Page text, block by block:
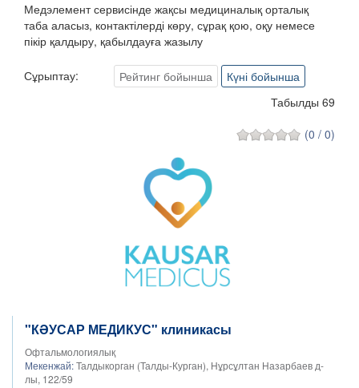
Медэлемент сервисінде жақсы медициналық орталық
таба аласыз, контактілерді көру, сұрақ қою, оқу немесе
пікір қалдыру, қабылдауға жазылу
Сұрыптау: Рейтинг бойынша
Күні бойынша
Табылды 69
(0 / 0)
"КӘУСАР МЕДИКУС" клиникасы
Офтальмологиялық
Мекенжай:Талдыкорган (Талды-Курган), Нұрсұлтан Назарбаев д-
лы, 122/59